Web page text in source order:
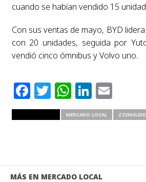
cuando se habían vendido 15
Con sus ventas de mayo, BYD
con 20 unidades, seguida por
vendió cinco ómnibus y Volvo uno.
Facebook
Twitter
WhatsApp
Email
MERCADO LOCAL
MÁS EN MERCADO LOCAL